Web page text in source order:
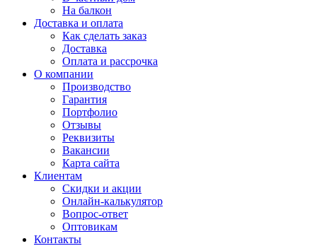
На балкон
Доставка и оплата
Как сделать заказ
Доставка
Оплата и рассрочка
О компании
Производство
Гарантия
Портфолио
Отзывы
Реквизиты
Вакансии
Карта сайта
Клиентам
Скидки и акции
Онлайн-калькулятор
Вопрос-ответ
Оптовикам
Контакты